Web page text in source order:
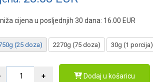
cijena u posljednjih 30 dana: 16.00 EUR
(25 doza) 2270g (75 doza) 30g (1 porcija)
Dodaj u košaricu